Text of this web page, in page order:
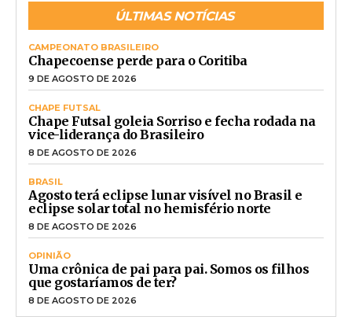
ÚLTIMAS NOTÍCIAS
CAMPEONATO BRASILEIRO
Chapecoense perde para o Coritiba
9 DE AGOSTO DE 2026
CHAPE FUTSAL
Chape Futsal goleia Sorriso e fecha rodada na
vice-liderança do Brasileiro
8 DE AGOSTO DE 2026
BRASIL
Agosto terá eclipse lunar visível no Brasil e
eclipse solar total no hemisfério norte
8 DE AGOSTO DE 2026
OPINIÃO
Uma crônica de pai para pai. Somos os filhos
que gostaríamos de ter?
8 DE AGOSTO DE 2026